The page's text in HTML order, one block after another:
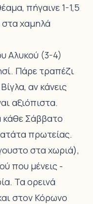
πήγαινε 1-1,5
χαμηλά
Αλυκού (3-4)
Πάρε τραπέζι
αν κάνεις
αξιόπιστα.
κάθε Σάββατο
πρωτείας.
στα χωριά),
που μένεις -
Τα ορεινά
στον Κόρωνο